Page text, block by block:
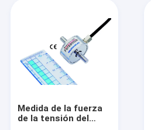
Medida de la fuerza
de la tensión del